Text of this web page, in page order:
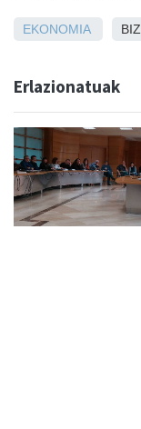
EKONOMIA
Erlazionatuak